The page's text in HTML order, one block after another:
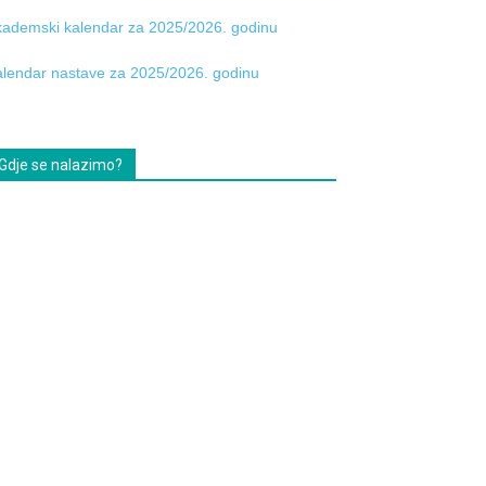
kalendar za 2025/2026. godinu
nastave za 2025/2026. godinu
se nalazimo?